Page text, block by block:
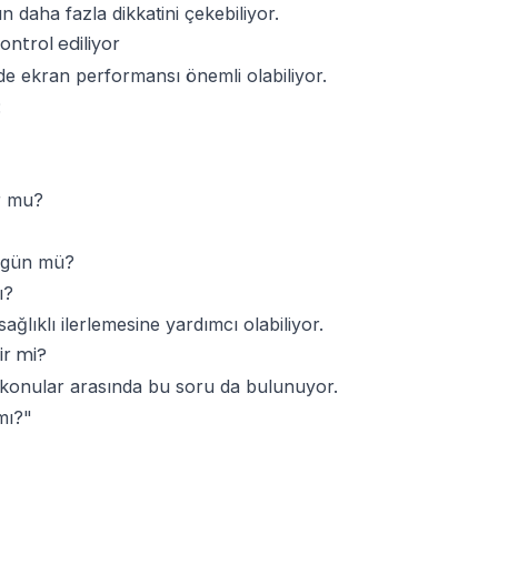
daha fazla dikkatini çekebiliyor.
ediliyor
ekran performansı önemli olabiliyor.
mu?
mü?
ilerlemesine yardımcı olabiliyor.
mi?
konular arasında bu soru da bulunuyor.